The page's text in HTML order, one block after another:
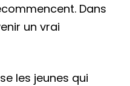
Dans
un vrai
les jeunes qui